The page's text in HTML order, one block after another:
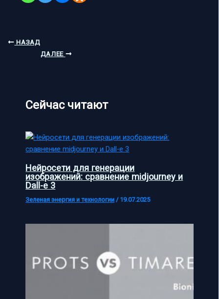
НАЗАД
ДАЛЕЕ
Сейчас читают
Нейросети для генерации
изображений: сравнение midjourney и
Dall-e 3
Зеленая энергия и технологии / 19.07.2025